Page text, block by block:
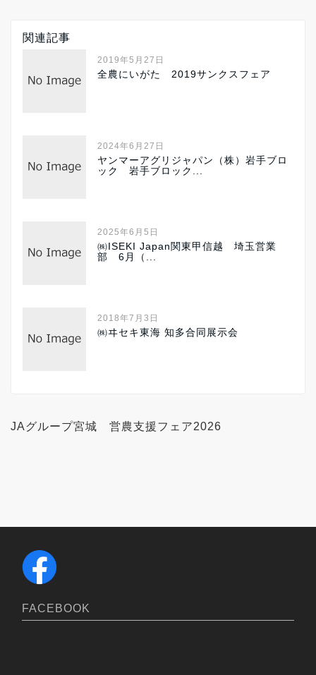
関連記事
2019年5月27日
全農にいがた 2019サンクスフェア
2024年6月27日
ヤンマーアグリジャパン（株）岩手ブロ
ック 岩手ブロック...
2025年6月5日
㈱ISEKI Japan関東甲信越 埼玉営業
部 6月（...
2018年7月3日
㈱ヰセキ東海 知多合同展示会
JAグループ宮城 営農支援フェア2026
FACEBOOK